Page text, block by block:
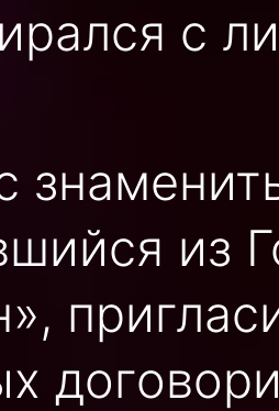
с
из